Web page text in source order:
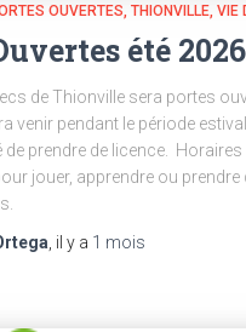
OUVERTES THIONVILLE VIE
été 2026
de Thionville sera portes
venir pendant le période
prendre de licence. Horaires
jouer, apprendre ou prendre
, il y a 1 mois